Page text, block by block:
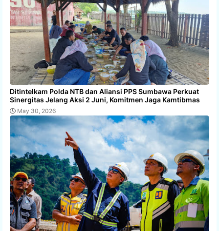
Ditintelkam Polda NTB dan Aliansi PPS Sumbawa Perkuat
Sinergitas Jelang Aksi 2 Juni, Komitmen Jaga Kamtibmas
May 30, 2026